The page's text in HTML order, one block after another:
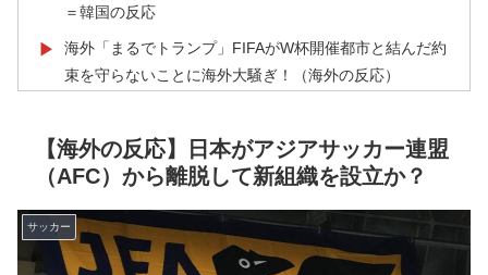
＝韓国の反応
▶
海外「まるでトランプ」FIFAがW杯開催都市と結んだ約
束を守らないことに海外大騒ぎ！（海外の反応）
ｗｗｗｗｗｗｗｗｗｗｗｗｗｗｗ
▶ 韓国人「世界で最も有名な日本人は誰なのか？」→「想
▶ 外国人「米・ジャガイモ・パン・麺の4大主食、一生食
えないなら何を捨てる？」
【海外の反応】日本がアジアサッカー連盟
（AFC）から離脱して新組織を設立か？
サッカー